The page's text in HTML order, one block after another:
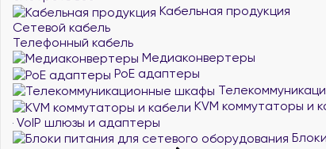
Кабельная продукция
Сетевой кабель
Телефонный кабель
Медиаконвертеры
PoE адаптеры
KVM коммутаторы и
VoIP шлюзы и адаптеры